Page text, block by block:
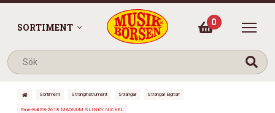
SORTIMENT 0
Sortiment Stränginstrument Strängar Strängar Elgitarr
Ernie-Ball EB-2618 MAGNUM SLINKY NICKEL